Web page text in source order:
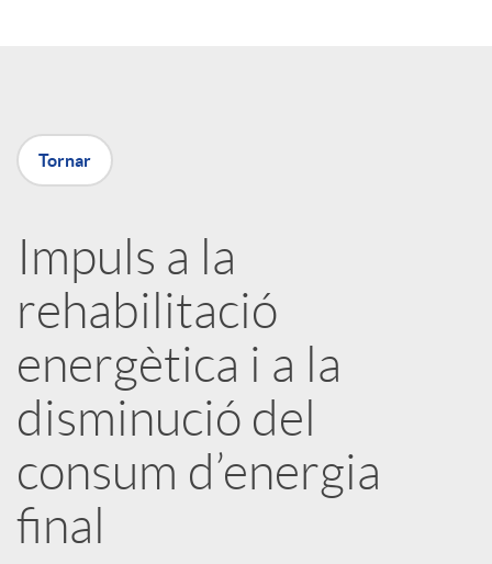
p
a
r
t
i
r
Tornar
Impuls a la
rehabilitació
energètica i a la
disminució del
consum d’energia
final